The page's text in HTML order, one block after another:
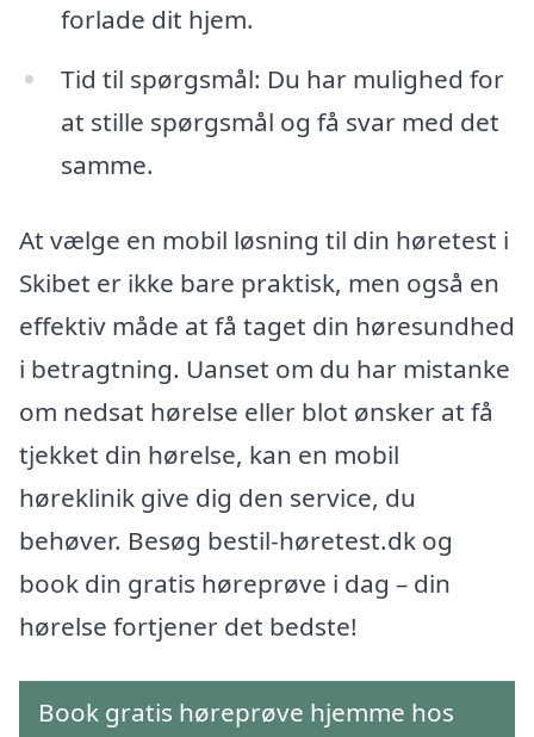
forlade dit hjem.
Tid til spørgsmål: Du har mulighed for
at stille spørgsmål og få svar med det
samme.
At vælge en mobil løsning til din høretest i
Skibet er ikke bare praktisk, men også en
effektiv måde at få taget din høresundhed
i betragtning. Uanset om du har mistanke
om nedsat hørelse eller blot ønsker at få
tjekket din hørelse, kan en mobil
høreklinik give dig den service, du
behøver. Besøg bestil-høretest.dk og
book din gratis høreprøve i dag – din
hørelse fortjener det bedste!
Book gratis høreprøve hjemme hos